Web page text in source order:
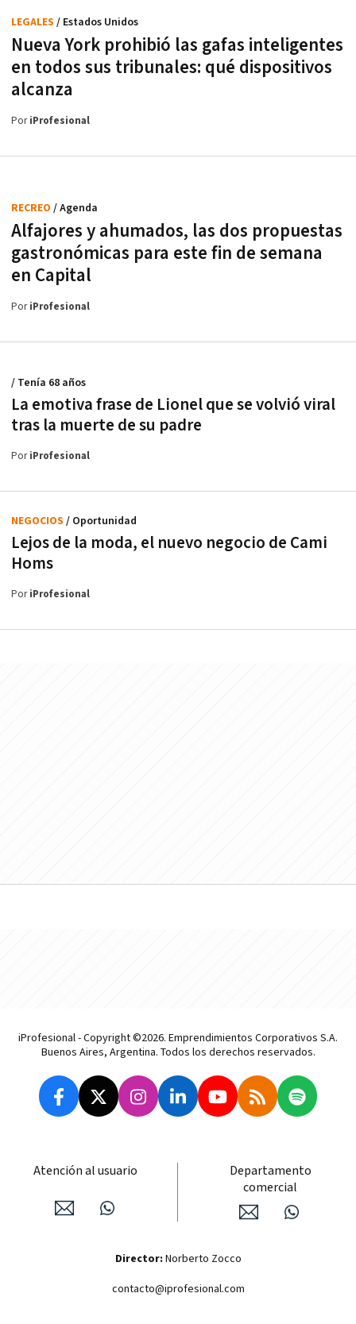
Nueva York prohibió las gafas inteligentes
en todos sus tribunales: qué dispositivos
alcanza
LEGALES / Estados Unidos
PoriProfesional
Alfajores y ahumados, las dos propuestas
gastronómicas para este fin de semana
en Capital
RECREO / Agenda
PoriProfesional
La emotiva frase de Lionel que se volvió viral
tras la muerte de su padre
/ Tenía 68 años
PoriProfesional
Lejos de la moda, el nuevo negocio de Cami
Homs
NEGOCIOS / Oportunidad
PoriProfesional
iProfesional - Copyright ©2026. Emprendimientos Corporativos S.A.
Buenos Aires, Argentina. Todos los derechos reservados.
Atención al usuario
Departamento
comercial
Director: Norberto Zocco
contacto@iprofesional.com